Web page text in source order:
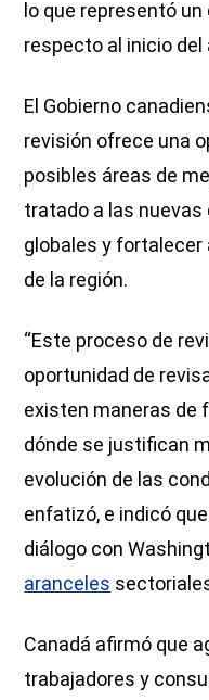
lo que representó
respecto al inicio del
El Gobierno
revisión ofrece una
posibles áreas de
tratado a las
globales y fortalecer
de la región.
“Este proceso de
oportunidad de
existen maneras de
dónde se justifican
evolución de las
enfatizó, e indicó
diálogo con
aranceles
Canadá afirmó que
trabajadores y